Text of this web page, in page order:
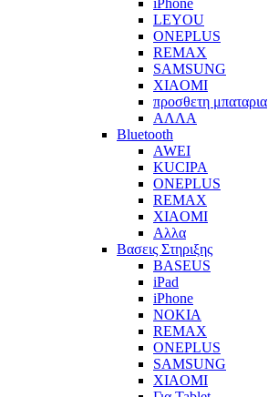
iPhone
LEYOU
ONEPLUS
REMAX
SAMSUNG
XIAOMI
προσθετη μπαταρια
ΑΛΛΑ
Bluetooth
AWEI
KUCIPA
ONEPLUS
REMAX
XIAOMI
Αλλα
Βασεις Στηριξης
BASEUS
iPad
iPhone
NOKIA
REMAX
ONEPLUS
SAMSUNG
XIAOMI